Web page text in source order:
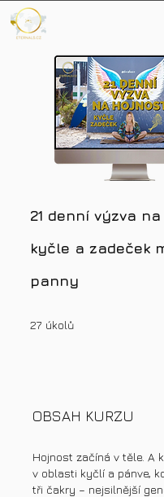
21 denní výzva
kyčle a zadeček
panny
27 úkolů
OBSAH KURZU
Hojnost začíná v těle. A
v oblasti kyčlí a pánve,
tři čakry – nejsilnější